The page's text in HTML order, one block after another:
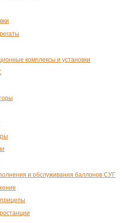
комплексы и установки
и обслуживания баллонов СУГ